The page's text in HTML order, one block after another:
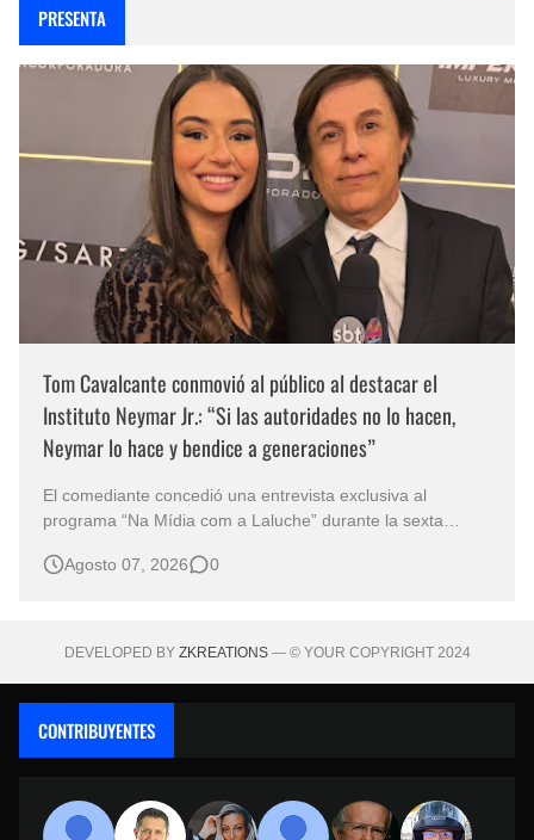
PRESENTA
Tom Cavalcante conmovió al público al destacar el
Instituto Neymar Jr.: “Si las autoridades no lo hacen,
Neymar lo hace y bendice a generaciones”
El comediante concedió una entrevista exclusiva al
programa “Na Mídia com a Laluche” durante la sexta
eventos benéficos más importantes de Brasil. En medio del
Agosto 07, 2026 0
DEVELOPED BY ZKREATIONS— © YOUR COPYRIGHT 2024
CONTRIBUYENTES